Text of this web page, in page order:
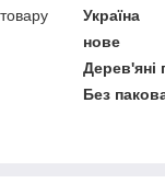
Україна
нове
Дерев'яні
Без